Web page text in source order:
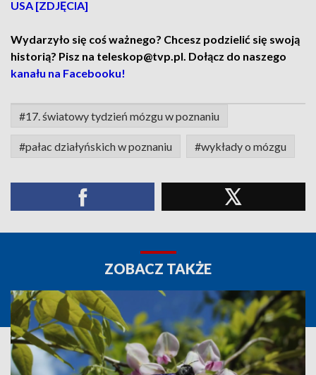
USA [ZDJĘCIA]
Wydarzyło się coś ważnego? Chcesz podzielić się swoją
historią? Pisz na teleskop@tvp.pl. Dołącz do naszego
kanału na Facebooku!
#17. światowy tydzień mózgu w poznaniu
#pałac działyńskich w poznaniu #wykłady o mózgu
ZOBACZ TAKŻE